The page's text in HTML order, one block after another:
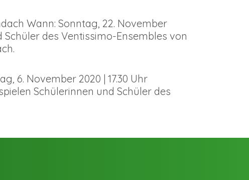
Wann: Sonntag, 22. November
Schüler des Ventissimo-Ensembles von
6. November 2020 | 17.30 Uhr
Schülerinnen und Schüler des